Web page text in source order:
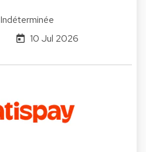
Indéterminée
10 Jul 2026